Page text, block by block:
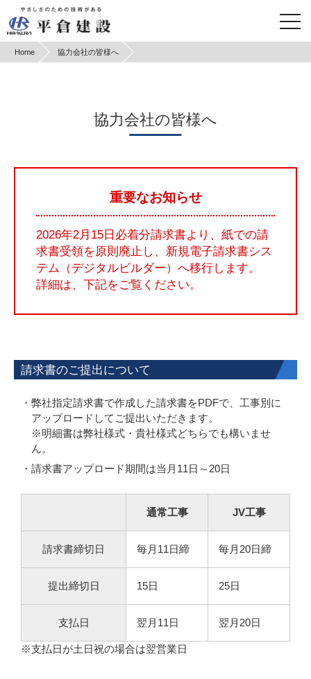
Home 協力会社の皆様へ
協力会社の皆様へ
重要なお知らせ
2026年2月15日必着分請求書より、紙での請
求書受領を原則廃止し、新規電子請求書シス
テム（デジタルビルダー）へ移行します。
詳細は、下記をご覧ください。
請求書のご提出について
弊社指定請求書で作成した請求書をPDFで、工事別に
アップロードしてご提出いただきます。
※明細書は弊社様式・貴社様式どちらでも構いませ
ん。
請求書アップロード期間は当月11日～20日
通常工事 JV工事
請求書締切日 毎月11日締 毎月20日締
提出締切日 15日 25日
支払日 翌月11日 翌月20日
※支払日が土日祝の場合は翌営業日